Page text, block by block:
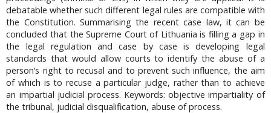
debatable whether such different legal rules are compatible with
the Constitution. Summarising the recent case law, it can be
concluded that the Supreme Court of Lithuania is filling a gap in
the legal regulation and case by case is developing legal
standards that would allow courts to identify the abuse of a
person‘s right to recusal and to prevent such influence, the aim
of which is to recuse a particular judge, rather than to achieve
an impartial judicial process. Keywords: objective impartiality of
the tribunal, judicial disqualification, abuse of process.